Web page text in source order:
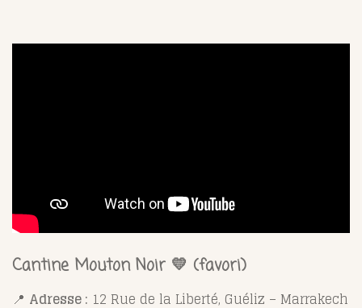
Cantine Mouton Noir 💛 (favori)
📍 Adresse : 12 Rue de la Liberté, Guéliz – Marrakech